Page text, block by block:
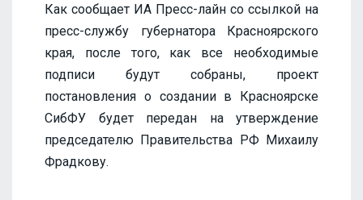
Как сообщает ИА Пресс-лайн со ссылкой на
пресс-службу губернатора Красноярского
края, после того, как все необходимые
подписи будут собраны, проект
постановления о создании в Красноярске
СибФУ будет передан на утверждение
председателю Правительства РФ Михаилу
Фрадкову.